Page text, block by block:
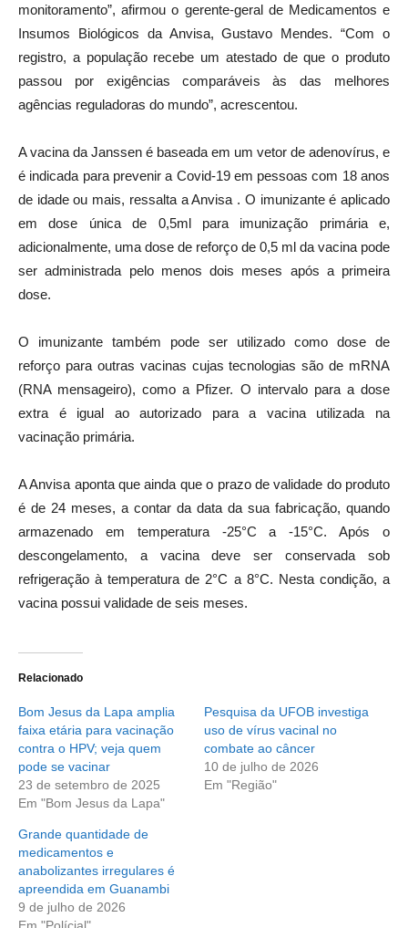
monitoramento”, afirmou o gerente-geral de Medicamentos e
Insumos Biológicos da Anvisa, Gustavo Mendes. “Com o
registro, a população recebe um atestado de que o produto
passou por exigências comparáveis às das melhores
agências reguladoras do mundo”, acrescentou.
A vacina da Janssen é baseada em um vetor de adenovírus, e
é indicada para prevenir a Covid-19 em pessoas com 18 anos
de idade ou mais, ressalta a Anvisa . O imunizante é aplicado
em dose única de 0,5ml para imunização primária e,
adicionalmente, uma dose de reforço de 0,5 ml da vacina pode
ser administrada pelo menos dois meses após a primeira
dose.
O imunizante também pode ser utilizado como dose de
reforço para outras vacinas cujas tecnologias são de mRNA
(RNA mensageiro), como a Pfizer. O intervalo para a dose
extra é igual ao autorizado para a vacina utilizada na
vacinação primária.
A Anvisa aponta que ainda que o prazo de validade do produto
é de 24 meses, a contar da data da sua fabricação, quando
armazenado em temperatura -25°C a -15°C. Após o
descongelamento, a vacina deve ser conservada sob
refrigeração à temperatura de 2°C a 8°C. Nesta condição, a
vacina possui validade de seis meses.
Relacionado
Bom Jesus da Lapa amplia
faixa etária para vacinação
contra o HPV; veja quem
pode se vacinar
23 de setembro de 2025
Em "Bom Jesus da Lapa"
Pesquisa da UFOB investiga
uso de vírus vacinal no
combate ao câncer
10 de julho de 2026
Em "Região"
Grande quantidade de
medicamentos e
anabolizantes irregulares é
apreendida em Guanambi
9 de julho de 2026
Em "Polícial"